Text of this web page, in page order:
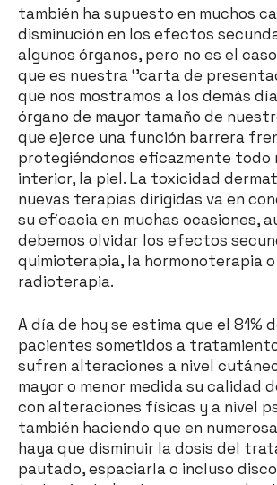
también ha supuesto en muchos
disminución en los efectos
algunos órganos, pero no es el
que es nuestra ‘’carta de
que nos mostramos a los demás
órgano de mayor tamaño de
que ejerce una función barrera
protegiéndonos eficazmente todo
interior, la piel. La toxicidad
nuevas terapias dirigidas va en
su eficacia en muchas ocasiones,
debemos olvidar los efectos
quimioterapia, la hormonoterapia
radioterapia.
A día de hoy se estima que el 81%
pacientes sometidos a
sufren alteraciones a nivel
mayor o menor medida su calidad
con alteraciones físicas y a nivel
también haciendo que en
haya que disminuir la dosis del
pautado, espaciarla o incluso